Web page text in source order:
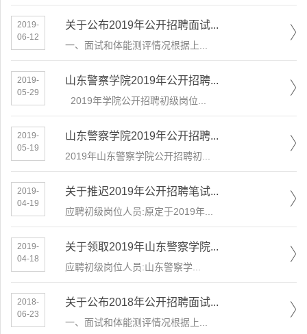
2019-
06-12
关于公布2019年公开招聘面试...
一、面试和体能测评情况根据上...
2019-
05-29
山东警察学院2019年公开招聘...
2019年学院公开招聘初级岗位...
2019-
05-19
山东警察学院2019年公开招聘...
2019年山东警察学院公开招聘初...
2019-
04-19
关于推迟2019年公开招聘笔试...
应聘初级岗位人员:原定于2019年...
2019-
04-18
关于领取2019年山东警察学院...
应聘初级岗位人员:​山东警察学...
2018-
06-23
关于公布2018年公开招聘面试...
一、面试和体能测评情况根据上...